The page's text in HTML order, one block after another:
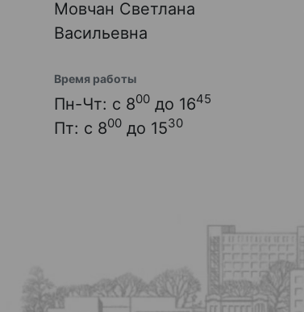
Мовчан Светлана
Васильевна
Время работы
Пн-Чт: с 800 до 1645
Пт: с 800 до 1530